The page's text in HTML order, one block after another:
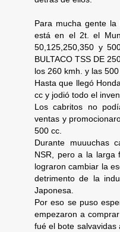
Para mucha gente la
está en el 2t. el
50,125,250,350 y
BULTACO TSS DE
los 260 kmh. y las
Hasta que llegó
cc y jodió todo el
Los cabritos no
ventas y
500 cc.
Durante muuuchas
NSR, pero a la larga
lograron cambiar la
detrimento de la
Japonesa.
Por eso se puso
empezaron a
fué el bote salvavidas